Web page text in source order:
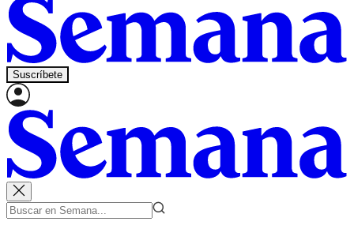
Suscríbete